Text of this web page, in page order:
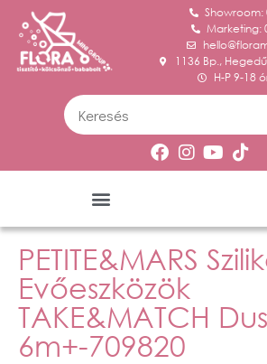
Showroom:
Marketing:
1136 Bp.,
H-P 9-18
PETITE&MARS
Evőeszközök
TAKE&MATCH
6m+-709820